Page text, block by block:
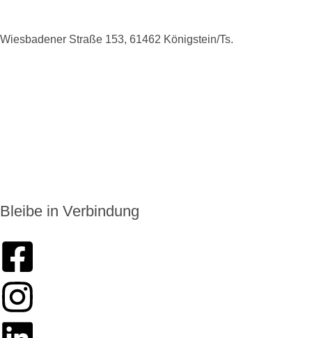
Wiesbadener Straße 153, 61462 Königstein/Ts.
Bleibe in Verbindung